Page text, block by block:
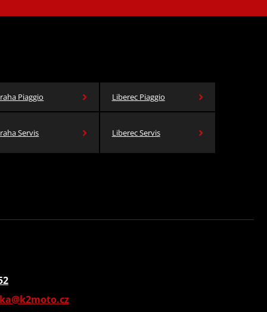
Piaggio Liberec Piaggio
Servis Liberec Servis